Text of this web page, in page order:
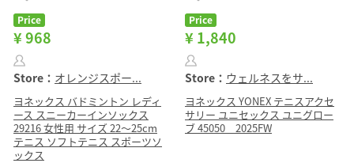
Price
¥ 968
Store： オレンジスポー...
ヨネックス バドミントン レディ
ース スニーカーインソックス
29216 女性用 サイズ 22〜25cm
テニス ソフトテニス スポーツソ
ックス
Price
¥ 1,840
Store： ウェルネスをサ...
ヨネックス YONEX テニスアクセ
サリー ユニセックス ユニグロー
ブ 45050 2025FW